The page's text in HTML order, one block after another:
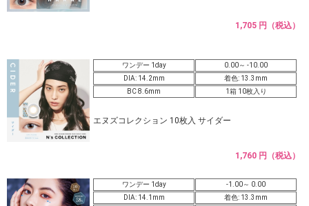
1,705 円（税込）
ワンデー 1day
0.00～ -10.00
DIA: 14.2mm
着色: 13.3mm
BC 8.6mm
1箱 10枚入り
エヌズコレクション 10枚入 サイダー
1,760 円（税込）
ワンデー 1day
-1.00～ 0.00
DIA: 14.1mm
着色: 13.3mm